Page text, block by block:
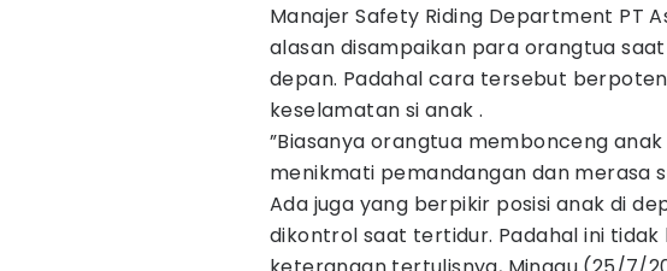
Manajer Safety Riding Department PT
alasan disampaikan para orangtua
depan. Padahal cara tersebut
keselamatan si anak .
”Biasanya orangtua membonceng
menikmati pemandangan dan merasa
Ada juga yang berpikir posisi anak di
dikontrol saat tertidur. Padahal ini tidak